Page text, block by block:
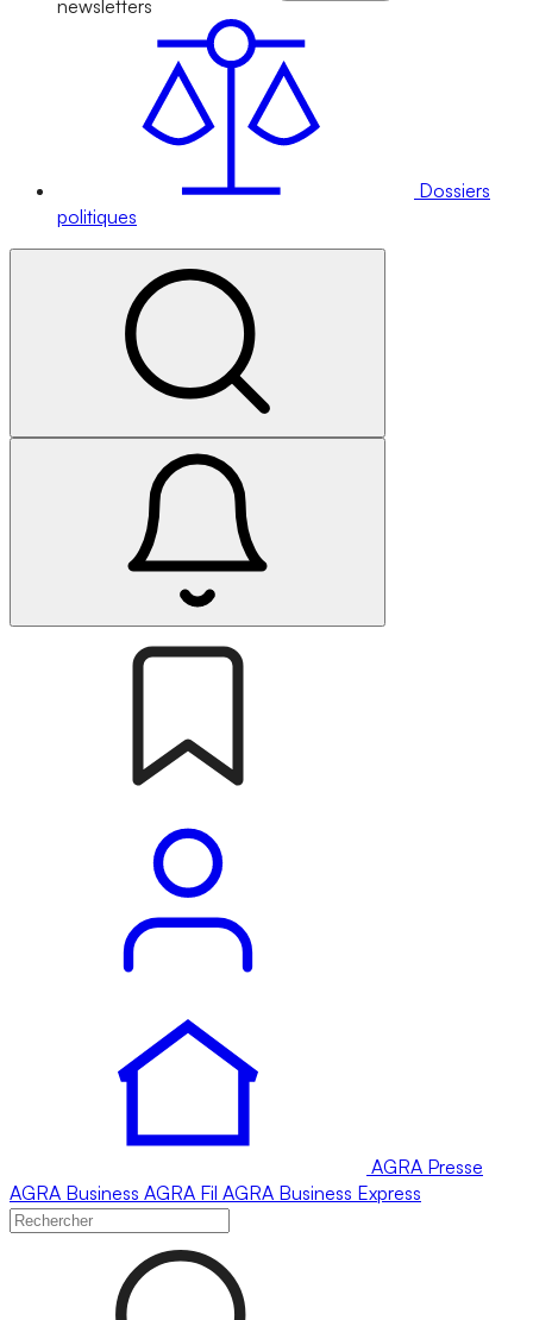
newsletters
Dossiers
politiques
AGRA Presse
AGRA Business AGRA Fil AGRA Business Express